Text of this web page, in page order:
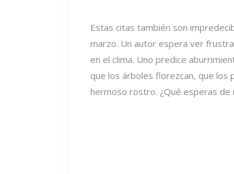
Estas citas también son
marzo. Un autor espera ver
en el clima. Uno predice
que los árboles florezcan, que los
hermoso rostro. ¿Qué esperas de